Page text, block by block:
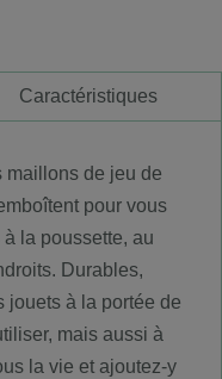
Caractéristiques
maillons de jeu de
pour vous
à la poussette, au
Durables,
jouets à la portée de
mais aussi à
la vie et ajoutez-y